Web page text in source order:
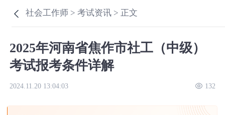
社会工作师 >考试资讯 > 正文
2025年河南省焦作市社工（中级）
考试报考条件详解
2024.11.20 13:04:03 132